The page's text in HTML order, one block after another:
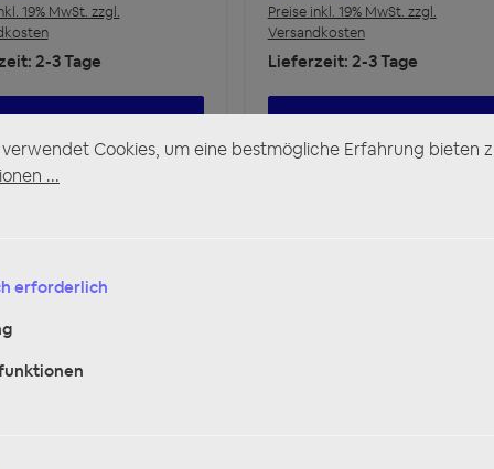
19% MwSt. zzgl.
2-3 Tage
Preise inkl. 19% MwSt. zzgl.
Versandkosten
Lieferzeit: 2-3 Tage
Cookies, um eine bestmögliche Erfahrung bieten
...
erforderlich